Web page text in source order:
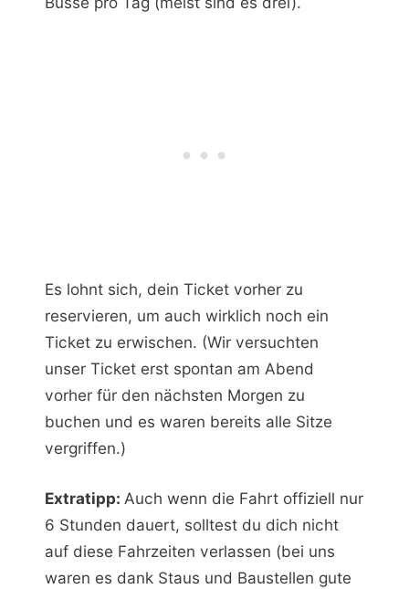
Es lohnt sich, dein Ticket vorher zu
reservieren, um auch wirklich noch ein
Ticket zu erwischen. (Wir versuchten
unser Ticket erst spontan am Abend
vorher für den nächsten Morgen zu
buchen und es waren bereits alle Sitze
vergriffen.)
Extratipp: Auch wenn die Fahrt offiziell nur
6 Stunden dauert, solltest du dich nicht
auf diese Fahrzeiten verlassen (bei uns
waren es dank Staus und Baustellen gute